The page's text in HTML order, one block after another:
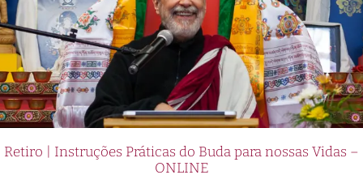
Pin Up Casino también se destaca por su
generoso programa de bonificaciones y
promociones. Los jugadores peruanos pueden
disfrutar de bonos de bienvenida, giros gratis y
otras ofertas exclusivas que les permiten
servicio de atención al cliente disponible las 24
Retiro | Instruções Práticas do Buda para nossas Vidas –
ONLINE